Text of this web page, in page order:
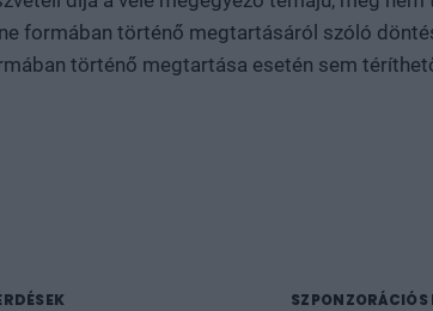
formában történő megtartásáról szóló
történő megtartása esetén sem
SZPONZORÁCIÓS